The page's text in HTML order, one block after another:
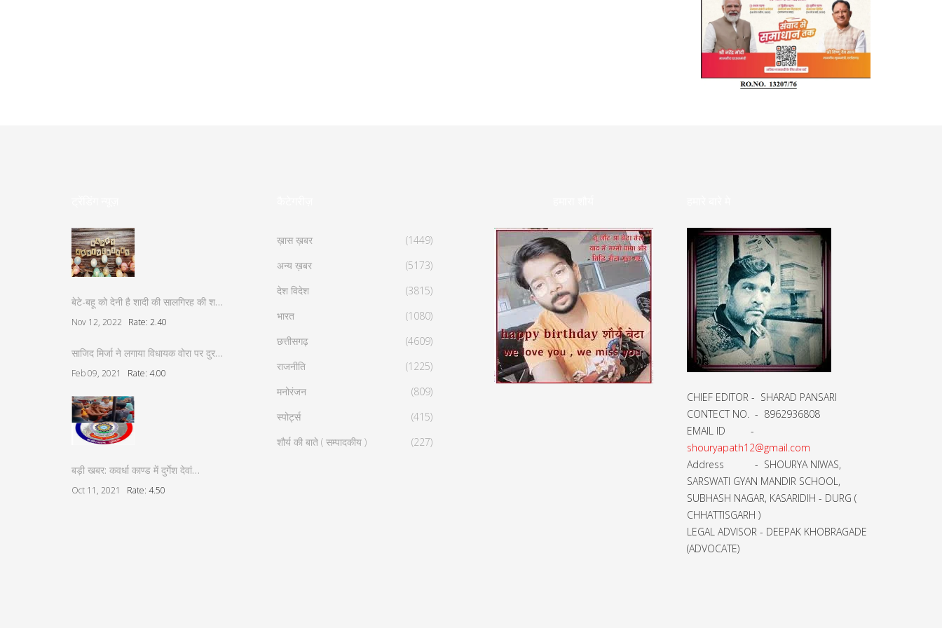
बेटे-बहू को देनी है शादी की सालगिरह की श…
Nov 12, 2022 Rate: 2.40
साजिद मिर्जा ने लगाया विधायक वोरा पर दुर…
Feb 09, 2021 Rate: 4.00
बड़ी खबर: कवर्धा काण्ड में दुर्गेश देवां…
Oct 11, 2021 Rate: 4.50
ख़ास ख़बर
(1449)
अन्य ख़बर
(5173)
देश विदेश
(3815)
भारत
(1080)
छत्तीसगढ़
(4609)
राजनीति
(1225)
मनोरंजन
(809)
स्पोर्ट्स
(415)
शौर्य की बाते ( सम्पादकीय )
(227)
CHIEF EDITOR - SHARAD PANSARI
CONTECT NO. - 8962936808
EMAIL ID -
shouryapath12@gmail.com
Address - SHOURYA NIWAS,
SARSWATI GYAN MANDIR SCHOOL,
SUBHASH NAGAR, KASARIDIH - DURG (
CHHATTISGARH )
LEGAL ADVISOR - DEEPAK KHOBRAGADE
(ADVOCATE)